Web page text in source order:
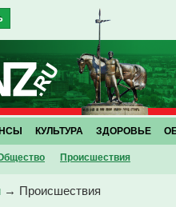
Проиcшествия
КУЛЬТУРА ЗДОРОВЬЕ
→ Проиcшествия